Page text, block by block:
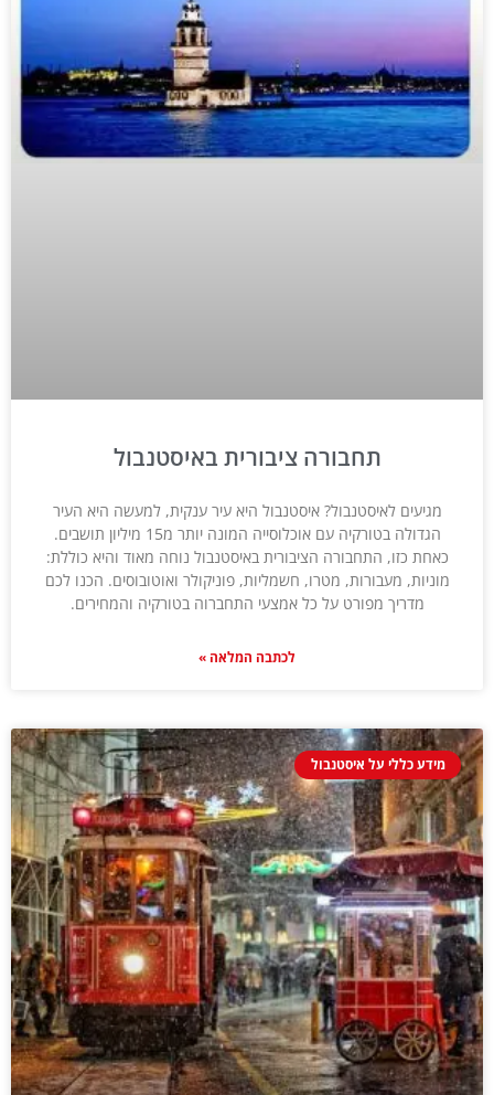
תחבורה ציבורית באיסטנבול
מגיעים לאיסטנבול? איסטנבול היא עיר ענקית, למעשה היא העיר
הגדולה בטורקיה עם אוכלוסייה המונה יותר מ15 מיליון תושבים.
כאחת כזו, התחבורה הציבורית באיסטנבול נוחה מאוד והיא כוללת:
מוניות, מעבורות, מטרו, חשמליות, פוניקולר ואוטובוסים. הכנו לכם
מדריך מפורט על כל אמצעי התחברוה בטורקיה והמחירים.
לכתבה המלאה »
מידע כללי על איסטנבול